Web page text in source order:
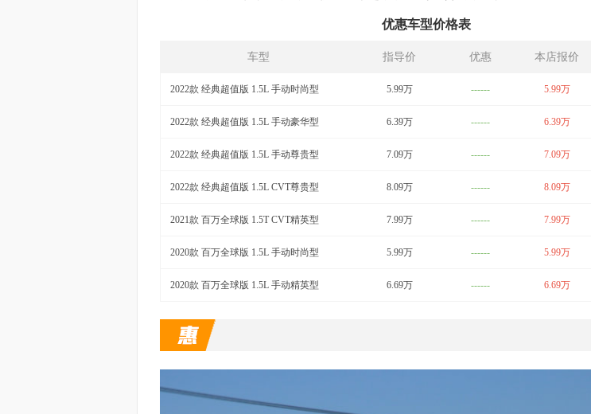
优惠车型价格表
车型 指导价 优惠 本店报价
2022款 经典超值版 1.5L 手动时尚型 5.99万 ------ 5.99万
2022款 经典超值版 1.5L 手动豪华型 6.39万 ------ 6.39万
2022款 经典超值版 1.5L 手动尊贵型 7.09万 ------ 7.09万
2022款 经典超值版 1.5L CVT尊贵型 8.09万 ------ 8.09万
2021款 百万全球版 1.5T CVT精英型 7.99万 ------ 7.99万
2020款 百万全球版 1.5L 手动时尚型 5.99万 ------ 5.99万
2020款 百万全球版 1.5L 手动精英型 6.69万 ------ 6.69万